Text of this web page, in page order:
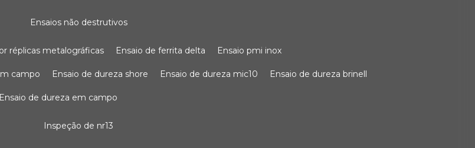
ensaios não destrutivos
réplicas metalográficas ensaio de ferrita delta ensaio pmi inox
campo ensaio de dureza shore ensaio de dureza mic10 ensaio de dureza brinell
ensaio de dureza em campo
inspeção de nr13